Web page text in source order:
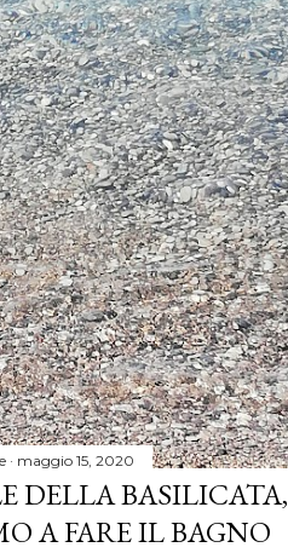
maggio 15, 2020
DELLA BASILICATA,
A FARE IL BAGNO